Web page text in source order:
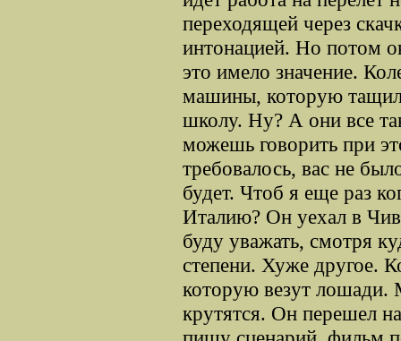
переходящей через
интонацией. Но потом
это имело значение.
машины, которую
школу. Ну? А они все
можешь говорить при
требовалось, вас не
будет. Чтоб я еще раз
Италию? Он уехал в
буду уважать, смотря
степени. Хуже другое.
которую везут лошади.
крутятся. Он перешел